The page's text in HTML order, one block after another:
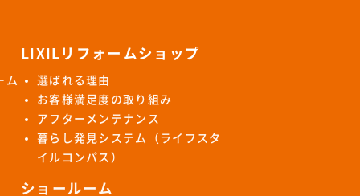
ム
LIXILリフォームショップ
選ばれる理由
お客様満足度の取り組み
アフターメンテナンス
暮らし発見システム（ライフスタ
イルコンパス）
ショールーム